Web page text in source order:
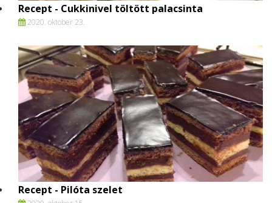
Recept - Cukkinivel töltött palacsinta
2020. oktober 23.
Recept - Pilóta szelet